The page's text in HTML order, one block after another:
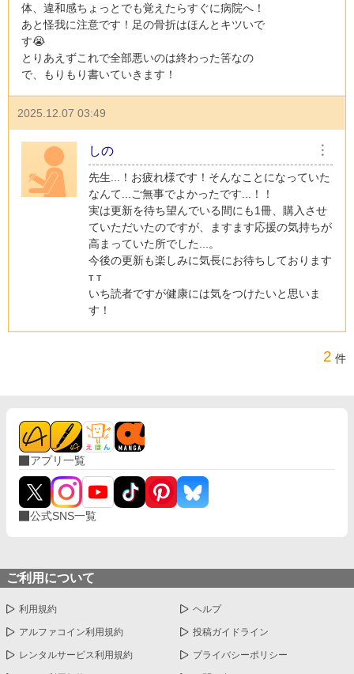
体、違和感ちょっとでも覚えたらすぐに病院へ！
あと怪我に注意です！足の骨折はほんとキツいで
す😭
とりあえずこれで全部悪いのは終わった筈なの
で、もりもり書いていきます！
2025.12.07 03:49
しの ︙
先生...！お疲れ様です！そんなことになっていた
なんて...ご無事でよかったです...！！
実は更新を待ち望んでいる間にも1冊、購入させ
ていただいたのですが、ますます応援の気持ちが
高まっていた所でした...。
今後の更新も楽しみに気長にお待ちしております‬
т т
いち読者ですが健康には気をつけたいと思いま
す！
2 件
アプリ一覧
公式SNS一覧
ご利用について
利用規約 ヘルプ
アルファコイン利用規約 投稿ガイドライン
レンタルサービス利用規約 プライバシーポリシー